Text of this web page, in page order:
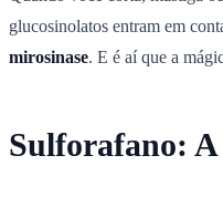
glucosinolatos entram em
mirosinase. E é aí que a
Sulforafano: